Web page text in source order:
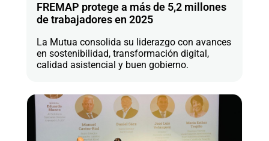
FREMAP protege a más de 5,2 millones
de trabajadores en 2025
La Mutua consolida su liderazgo con avances
en sostenibilidad, transformación digital,
calidad asistencial y buen gobierno.